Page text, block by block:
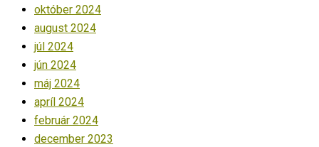
október 2024
august 2024
júl 2024
jún 2024
máj 2024
apríl 2024
február 2024
december 2023